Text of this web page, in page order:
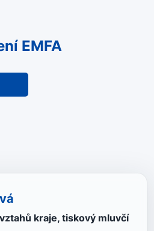
EMFA
kraje, tiskový mluvčí